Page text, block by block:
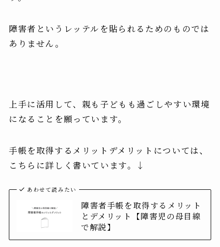
障害者というレッテルを貼られるためのものでは
ありません。
上手に活用して、親も子どもも過ごしやすい環境
になることを願っています。
手帳を取得するメリットデメリットについては、
こちらに詳しく書いています。↓
あわせて読みたい
障害者手帳を取得するメリット
とデメリット【障害児の母目線
で解説】